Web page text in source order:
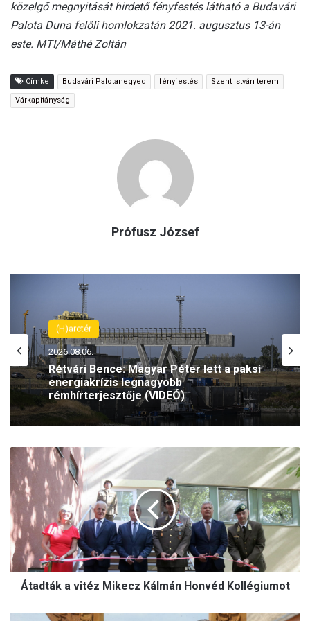
közelgő megnyitását hirdető fényfestés látható a Budavári
Palota Duna felőli homlokzatán 2021. augusztus 13-án
este. MTI/Máthé Zoltán
Címke Budavári Palotanegyed fényfestés Szent István terem
Várkapitányság
Prófusz József
(H)arctér
2026.08.06.
Rétvári Bence: Magyar Péter lett a paksi
energiakrízis legnagyobb
rémhírterjesztője (VIDEÓ)
Á
d
t
á
k
a
v
é
Átadták a vitéz Mikecz Kálmán Honvéd Kollégiumot